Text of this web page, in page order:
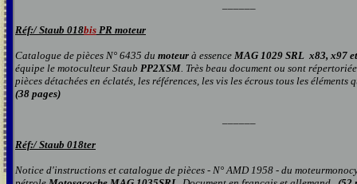
Réf:/Staub 018bis PR moteur
Catalogue de pièces N° 6435 du moteur à essence MAG 1029 SRL x83, x97
équipe le motoculteur Staub PP2XSM. Très beau document ou sont
pièces détachées en éclatés, les références, les vis les écrous tous les éléments
(38 pages)
Réf:/Staub 018ter
Notice d'instructions et catalogue de pièces - N° AMD 1958 - du